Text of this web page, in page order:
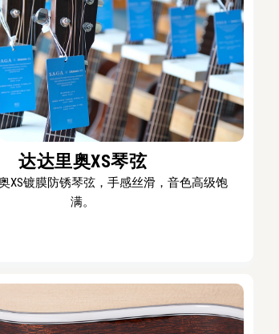
达达里奥XS琴弦
XS镀膜防锈琴弦，手感丝滑，音色高级饱
满。